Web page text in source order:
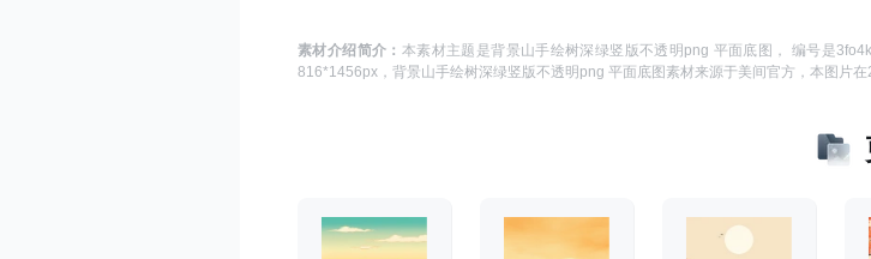
素材介绍简介： 本素材主题是背景山手绘树深绿竖版不透明png 平面底图 ， 编号是
816*1456px， 背景山手绘树深绿竖版不透明png 平面底图素材来源于美间官方 ，本图片在